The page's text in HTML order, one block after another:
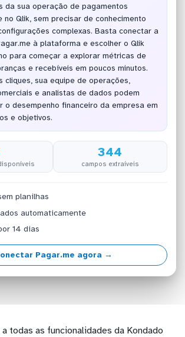
da sua operação de pagamentos
no Qlik, sem precisar de conhecimento
complexas. Basta conectar a
à plataforma e escolher o Qlik
para começar a explorar métricas de
e recebíveis em poucos minutos.
cliques, sua equipe de operações,
e analistas de dados podem
o desempenho financeiro da empresa em
e objetivos.
344
campos extraíveis
planilhas
automaticamente
14 dias
Pagar.me agora →
todas as funcionalidades da Kondado